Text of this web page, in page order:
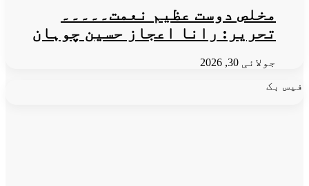
مخلص دوست عظیم نعمت۔۔۔۔۔
تحریر: رانا اعجاز حسین چوہان
جولائی 30, 2026
فیس بک